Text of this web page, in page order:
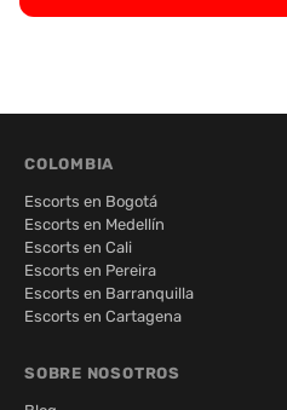
COLOMBIA
Escorts en Bogotá
Escorts en Medellín
Escorts en Cali
Escorts en Pereira
Escorts en Barranquilla
Escorts en Cartagena
SOBRE NOSOTROS